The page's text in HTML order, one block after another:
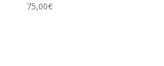
75,00€